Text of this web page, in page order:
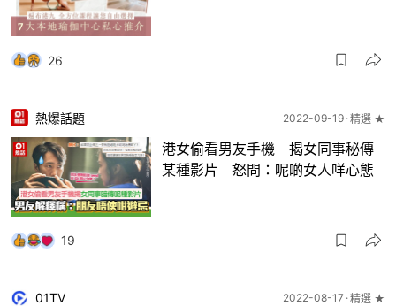
26
熱爆話題 2022-09-19 精選 ★
港女偷看男友手機 揭女同事秘傳
某種影片 怒問：呢啲女人咩心態
19
01TV 2022-08-17 精選 ★